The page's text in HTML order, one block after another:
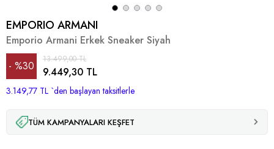
EMPORIO ARMANI
Emporio Armani Erkek Sneaker Siyah
%30
İndirim
13.499,00 TL
9.449,30 TL
3.149,77 TL `den başlayan taksitlerle
TÜM KAMPANYALARI KEŞFET